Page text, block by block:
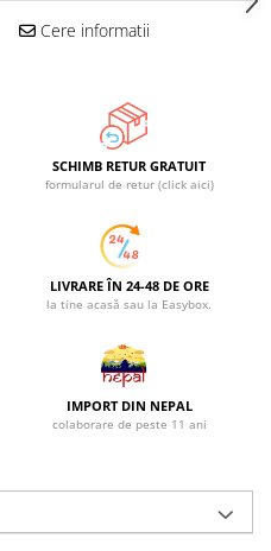
Cere informatii
SCHIMB RETUR GRATUIT
formularul de retur (click aici)
LIVRARE ÎN 24-48 DE ORE
la tine acasă sau la Easybox.
IMPORT DIN NEPAL
colaborare de peste 11 ani